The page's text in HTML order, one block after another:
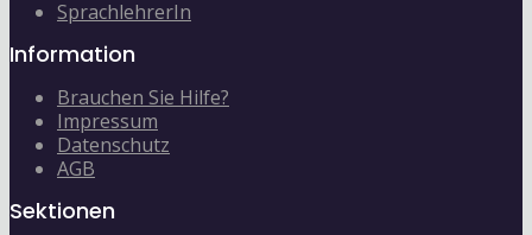
SprachlehrerIn
Information
Brauchen Sie Hilfe?
Impressum
Datenschutz
AGB
Sektionen